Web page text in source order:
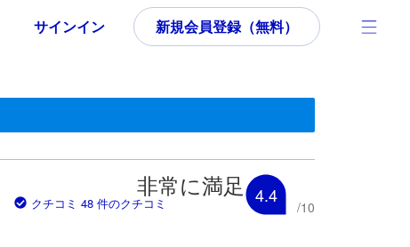
サインイン 新規会員登録（無料）
非常に満足
クチコミ 48 件のクチコミ 4.4
/10